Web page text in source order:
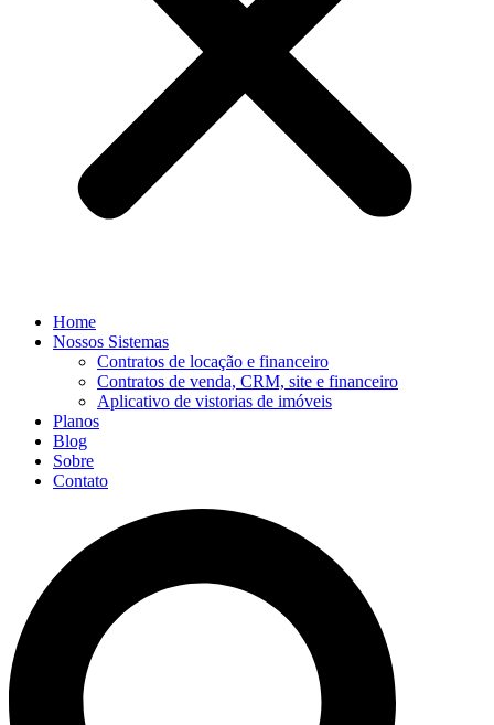
Home
Nossos Sistemas
Contratos de locação e financeiro
Contratos de venda, CRM, site e financeiro
Aplicativo de vistorias de imóveis
Planos
Blog
Sobre
Contato